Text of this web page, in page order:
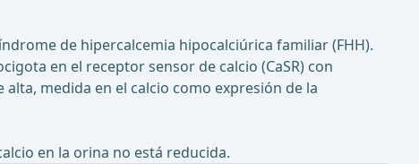
de hipercalcemia hipocalciúrica familiar (FHH).
en el receptor sensor de calcio (CaSR) con
medida en el calcio como expresión de la
en la orina no está reducida.